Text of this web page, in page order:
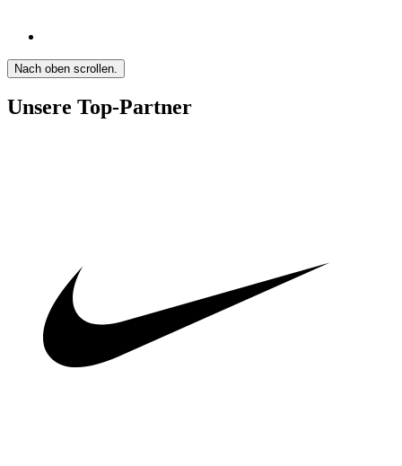
Nach oben scrollen.
Unsere Top-Partner